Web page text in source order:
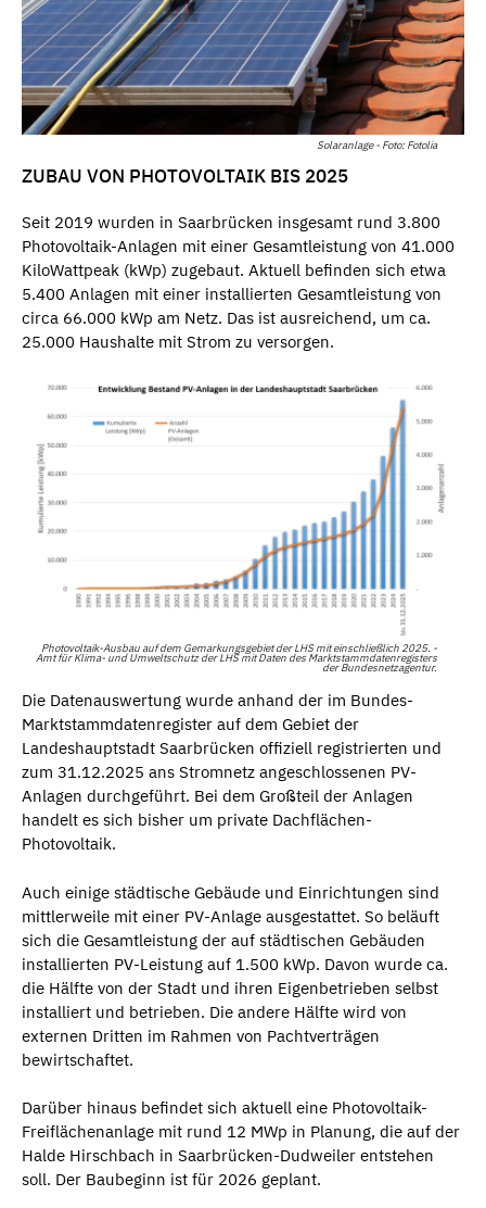
Solaranlage - Foto: Fotolia
ZUBAU VON PHOTOVOLTAIK BIS 2025
Seit 2019 wurden in Saarbrücken insgesamt rund 3.800
Photovoltaik-Anlagen mit einer Gesamtleistung von 41.000
KiloWattpeak (kWp) zugebaut. Aktuell befinden sich etwa
5.400 Anlagen mit einer installierten Gesamtleistung von
circa 66.000 kWp am Netz. Das ist ausreichend, um ca.
25.000 Haushalte mit Strom zu versorgen.
Photovoltaik-Ausbau auf dem Gemarkungsgebiet der LHS mit einschließlich 2025. -
Amt für Klima- und Umweltschutz der LHS mit Daten des Marktstammdatenregisters
der Bundesnetzagentur.
Die Datenauswertung wurde anhand der im Bundes-
Marktstammdatenregister auf dem Gebiet der
Landeshauptstadt Saarbrücken offiziell registrierten und
zum 31.12.2025 ans Stromnetz angeschlossenen PV-
Anlagen durchgeführt. Bei dem Großteil der Anlagen
handelt es sich bisher um private Dachflächen-
Photovoltaik.
Auch einige städtische Gebäude und Einrichtungen sind
mittlerweile mit einer PV-Anlage ausgestattet. So beläuft
sich die Gesamtleistung der auf städtischen Gebäuden
installierten PV-Leistung auf 1.500 kWp. Davon wurde ca.
die Hälfte von der Stadt und ihren Eigenbetrieben selbst
installiert und betrieben. Die andere Hälfte wird von
externen Dritten im Rahmen von Pachtverträgen
bewirtschaftet.
Darüber hinaus befindet sich aktuell eine Photovoltaik-
Freiflächenanlage mit rund 12 MWp in Planung, die auf der
Halde Hirschbach in Saarbrücken-Dudweiler entstehen
soll. Der Baubeginn ist für 2026 geplant.